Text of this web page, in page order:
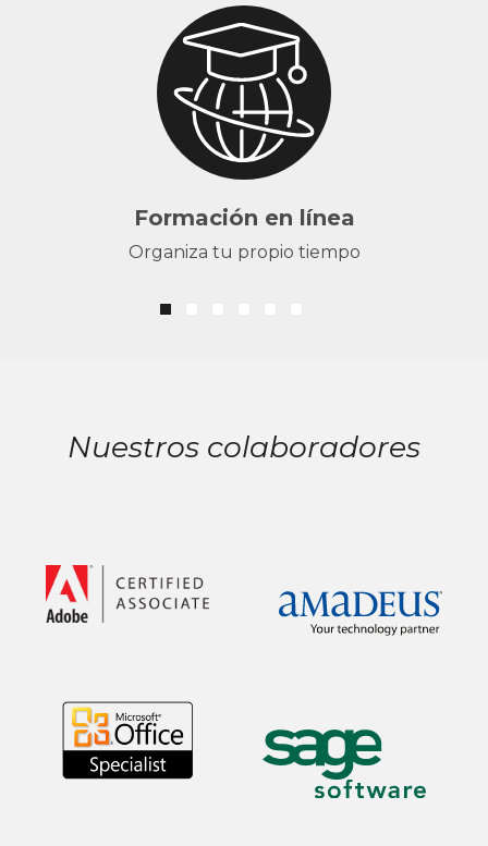
Formación en línea
Organiza tu propio tiempo
Nuestros colaboradores